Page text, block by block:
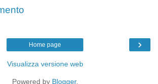
›
Home page
Visualizza versione web
Powered by Blogger.